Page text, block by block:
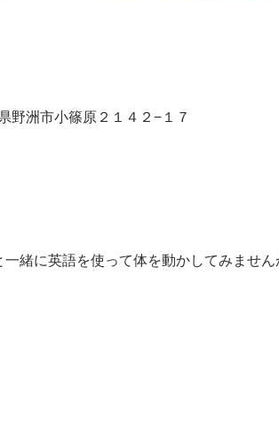
野洲市小篠原２１４２−１７
緒に英語を使って体を動かしてみません